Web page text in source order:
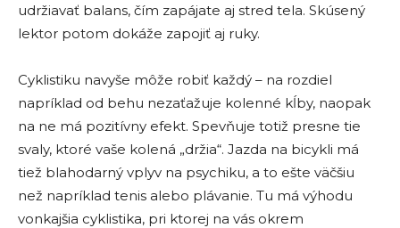
udržiavať balans, čím zapájate aj stred tela. Skúsený
lektor potom dokáže zapojiť aj ruky.
Cyklistiku navyše môže robiť každý – na rozdiel
napríklad od behu nezaťažuje kolenné kĺby, naopak
na ne má pozitívny efekt. Spevňuje totiž presne tie
svaly, ktoré vaše kolená „držia“. Jazda na bicykli má
tiež blahodarný vplyv na psychiku, a to ešte väčšiu
než napríklad tenis alebo plávanie. Tu má výhodu
vonkajšia cyklistika, pri ktorej na vás okrem